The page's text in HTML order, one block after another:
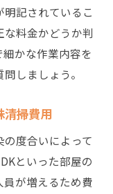
記されているこ
な料金かどうか判
かな作業内容を
しましょう。
清掃費用
度合いによって
といった部屋の
が増えるため費